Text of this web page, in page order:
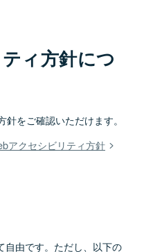
ィ方針につ
をご確認いただけます。
アクセシビリティ方針
自由です。ただし、以下の